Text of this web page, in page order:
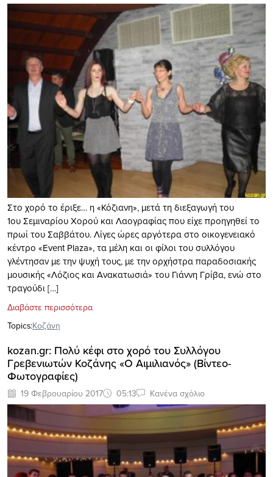
Στο χορό το έριξε… η «Κόζιανη», μετά τη διεξαγωγή του
1ου Σεμιναρίου Χορού και Λαογραφίας που είχε προηγηθεί το
πρωί του Σαββάτου. Λίγες ώρες αργότερα στο οικογενειακό
κέντρο «Event Plaza», τα μέλη και οι φίλοι του συλλόγου
γλέντησαν με την ψυχή τους, με την ορχήστρα παραδοσιακής
μουσικής «Λόζιος και Ανακατωσιά» του Γιάννη Γρίβα, ενώ στο
τραγούδι […]
Διαβάστε περισσότερα
Topics:Κοζάνη
kozan.gr: Πολύ κέφι στο χορό του Συλλόγου
Γρεβενιωτών Κοζάνης «Ο Αιμιλιανός» (Βίντεο-
Φωτογραφίες)
19 Φεβρουαρίου 2017 05:13 Κανένα σχόλιο